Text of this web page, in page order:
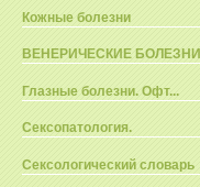
Кожные болезни
ВЕНЕРИЧЕСКИЕ БОЛЕЗНИ
Глазные болезни. Офт...
Сексопатология.
Сексологический словарь